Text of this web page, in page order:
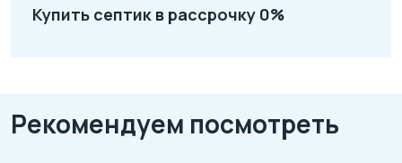
Купить септик в рассрочку 0%
Рекомендуем посмотреть